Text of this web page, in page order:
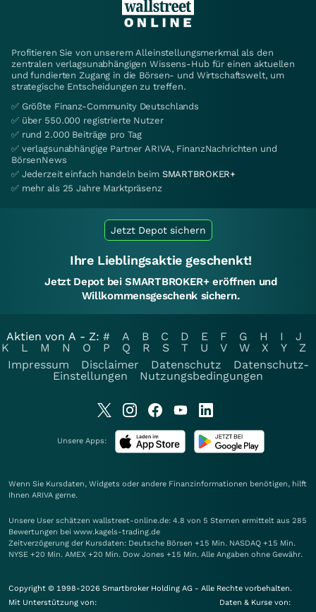
Profitieren Sie von unserem Alleinstellungsmerkmal als den
zentralen verlagsunabhängigen Wissens-Hub für einen aktuellen
und fundierten Zugang in die Börsen- und Wirtschaftswelt, um
strategische Entscheidungen zu treffen.
✅ Größte Finanz-Community Deutschlands
✅ über 550.000 registrierte Nutzer
✅ rund 2.000 Beiträge pro Tag
✅ verlagsunabhängige Partner ARIVA, FinanzNachrichten und
BörsenNews
✅ Jederzeit einfach handeln beim SMARTBROKER+
✅ mehr als 25 Jahre Marktpräsenz
Jetzt Depot sichern
Ihre Lieblingsaktie geschenkt!
Jetzt Depot bei SMARTBROKER+ eröffnen und
Willkommensgeschenk sichern.
Aktien von A - Z: # A B C D E F G H I
J
K
L M N O P Q R S T U V W X Y
Z
Impressum
Disclaimer Datenschutz
Datenschutz-
Einstellungen
Nutzungsbedingungen
Unsere Apps:
Wenn Sie Kursdaten, Widgets oder andere Finanzinformationen benötigen, hilft
Ihnen ARIVA gerne.
Unsere User schätzen wallstreet-online.de: 4.8 von 5 Sternen ermittelt aus 285
Bewertungen bei www.kagels-trading.de
Zeitverzögerung der Kursdaten: Deutsche Börsen +15 Min. NASDAQ +15 Min.
NYSE +20 Min. AMEX +20 Min. Dow Jones +15 Min. Alle Angaben ohne Gewähr.
Copyright © 1998-2026 Smartbroker Holding AG - Alle Rechte vorbehalten.
Mit Unterstützung von:
Daten & Kurse von: